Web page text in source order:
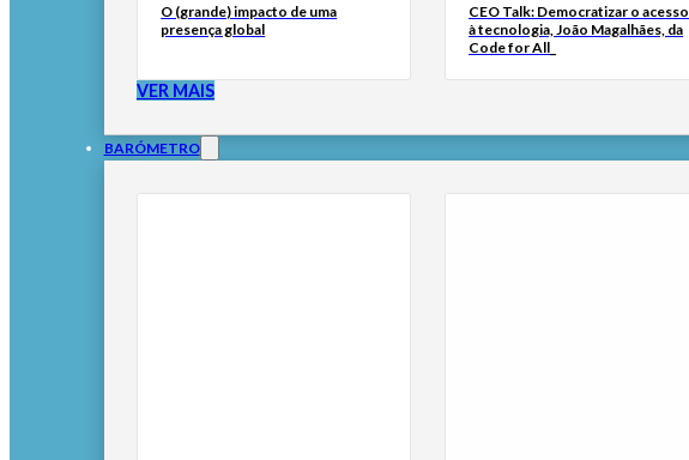
O (grande) impacto de uma
presença global
CEO Talk: Democratizar o acesso
à tecnologia, João Magalhães, da
Code for All_
VER MAIS
BARÓMETRO